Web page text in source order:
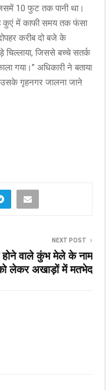
10 फुट तक पानी था।
कुएं में काफी समय तक फंसा
करीब दो बजे के
जिससे बच्चे सतर्क
गया।” अधिकारी ने बताया
गृहनगर जालना जाने
NEXT POST
वाले कुंभ मेले के नाम
लेकर अखाड़ों में मतभेद